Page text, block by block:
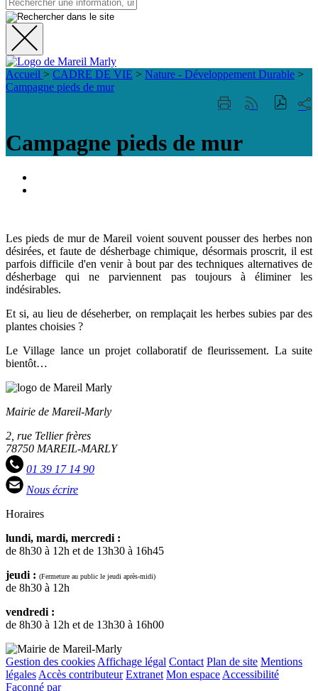
Fermer
la
recherche
Accueil > CADRE DE VIE > Nature - Développement Durable >
Campagne pieds de mur
ImprimerGénérer
sur
Campagne pieds de mur
Les pieds de mur de Mareil voient souvent pousser des herbes non
désirées, et faute de désherbage chimique, désormais proscrit, il est
parfois difficile d'en venir à bout par des techniques alternatives de
désherbage qui ne parviennent pas toujours à éliminer les
indésirables.
Et si, au lieu de déseherber, on remplaçait les herbes subies par des
plantes choisies ?
Le Village lance un projet collaboratif de fleurissement. La suite
bientôt…
Mairie de Mareil-Marly
2, rue Tellier frères
78750 MAREIL-MARLY
01 39 17 14 90
Nous écrire
Horaires
lundi, mardi, mercredi :
de 8h30 à 12h et de 13h30 à 16h45
jeudi : (Fermeture au public le jeudi après-midi)
de 8h30 à 12h
vendredi :
de 8h30 à 12h et de 13h30 à 16h00
Gestion des cookies Affichage légal Contact Plan de site Mentions
légales Accès contributeur Extranet Mon espace Accessibilité
Façonné par